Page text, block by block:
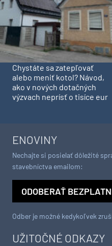
Chystáte sa zatepľovať
alebo meniť kotol? Návod,
ako v nových dotačných
výzvach neprísť o tisíce eur
UŽITOČNÉ ODKAZY
ENOVINY
Nechajte si posielať dôležité
stavebníctva emailom:
ODOBERAŤ
Odber je možné kedykoľvek